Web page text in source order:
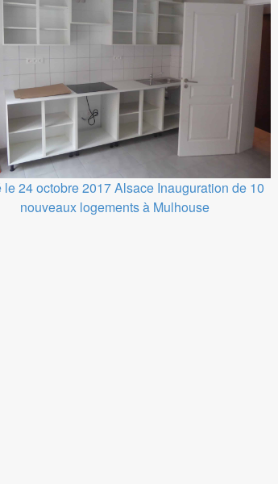
le 24 octobre 2017Alsace Inauguration de 10
nouveaux logements à Mulhouse